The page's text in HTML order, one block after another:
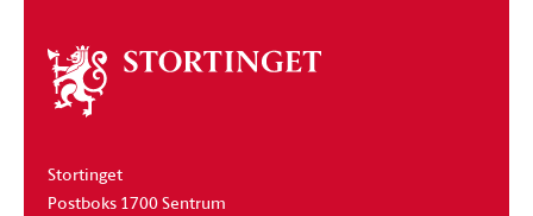
Om
stortinget
Stortinget
Postboks 1700 Sentrum